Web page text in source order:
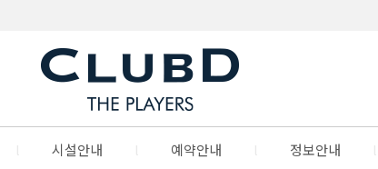
시설안내 예약안내 정보안내